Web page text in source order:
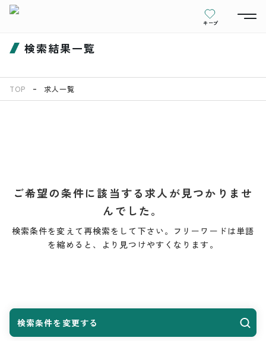
キープ
検索結果一覧
TOP 求人一覧
ご希望の条件に該当する求人が見つかりませ
んでした。
検索条件を変えて再検索をして下さい。フリーワードは単語
を縮めると、より見つけやすくなります。
検索条件を変更する